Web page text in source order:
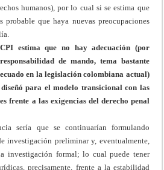
humanos), por lo cual si se estima que
probable que haya nuevas preocupaciones
estima que no hay adecuación (por
de mando, tema bastante
en la legislación colombiana actual)
para el modelo transicional con las
frente a las exigencias del derecho penal
sería que se continuarían formulando
investigación preliminar y, eventualmente,
investigación formal; lo cual puede tener
precisamente, frente a la estabilidad